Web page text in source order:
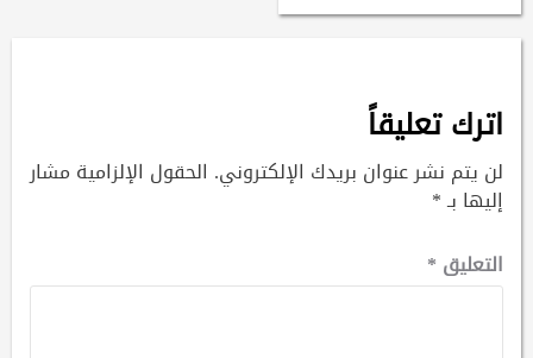
اترك تعليقاً
لن يتم نشر عنوان بريدك الإلكتروني. الحقول الإلزامية مشار
إليها بـ*
التعليق *